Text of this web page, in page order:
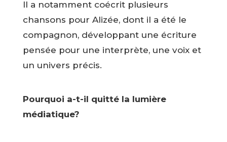
Il a notamment coécrit plusieurs
chansons pour Alizée, dont il a été le
compagnon, développant une écriture
pensée pour une interprète, une voix et
un univers précis.
Pourquoi a-t-il quitté la lumière
médiatique?